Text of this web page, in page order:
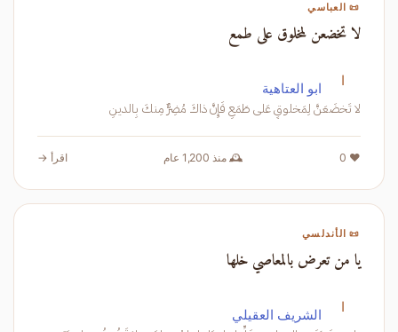
📜 العباسي
لا تخضعن لمخلوق على طمع
ا ابو العتاهية
لا تَخضَعَنَّ لِمَخلوقٍ عَلى طَمَعٍ فَإِنَّ ذاكَ مُضِرٌّ مِنكَ بِالدينِ
❤️ 0 🕰️ منذ 1,200 عام اقرأ →
📜 الأندلسي
يا من تعرض بالمعاصي خلها
ا الشريف العقيلي